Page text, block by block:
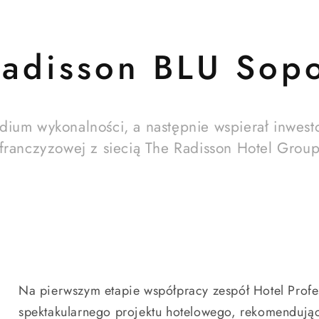
BLU
wykonalności, a następnie wspierał
z siecią The Radisson Hotel
Na pierwszym etapie współpracy zespół Hotel
spektakularnego projektu hotelowego,